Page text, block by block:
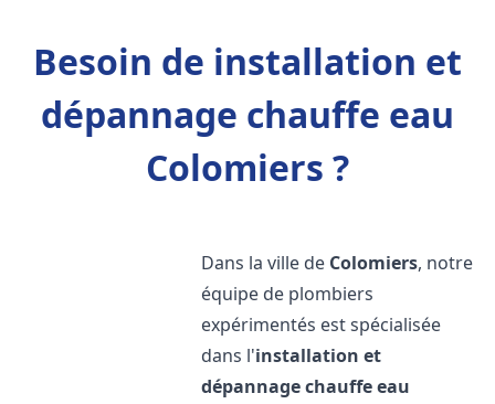
Besoin de installation et
dépannage chauffe eau
Colomiers ?
Dans la ville de Colomiers, notre
équipe de plombiers
expérimentés est spécialisée
dans l'installation et
dépannage chauffe eau